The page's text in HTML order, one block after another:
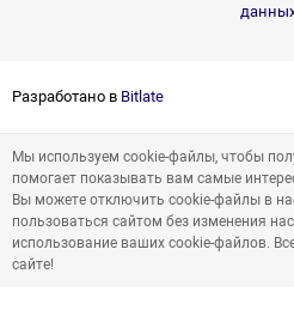
Разработано в Bitlate
Мы используем cookie-файлы, чтобы
помогает показывать вам самые
Вы можете отключить cookie-файлы в
пользоваться сайтом без изменения
использование ваших cookie-файлов.
сайте!